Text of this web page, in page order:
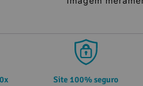
Site 100% seguro